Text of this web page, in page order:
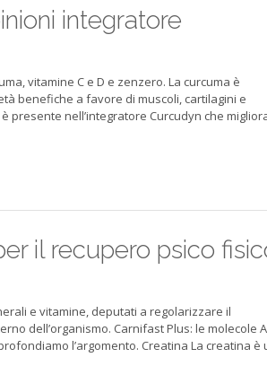
integratore
vitamine C e D e zenzero. La curcuma è
benefiche a favore di muscoli, cartilagini e
presente nell’integratore Curcudyn che
il recupero psico
e vitamine, deputati a regolarizzare il
dell’organismo. Carnifast Plus: le molecole A
l’argomento. Creatina La creatina è